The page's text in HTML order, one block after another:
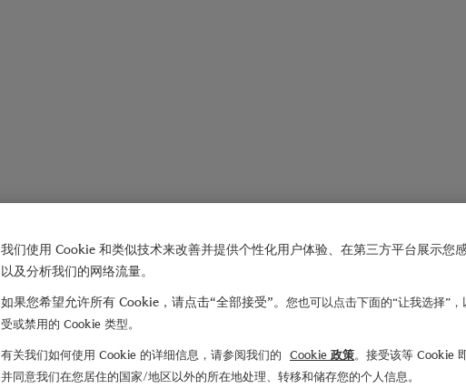
我们使用 Cookie 和类似技术来改善并提供个性化用户体验、在第三方平台展示您
以及分析我们的网络流量。
如果您希望允许所有 Cookie，请点击“全部接受”。 您也可以点击下面的“让我选择”
受或禁用的 Cookie 类型。
有关我们如何使用 Cookie 的详细信息，请参阅我们的 Cookie 政策。接受该等 Cookie
并同意我们在您居住的国家/地区以外的所在地处理、转移和储存您的个人信息。